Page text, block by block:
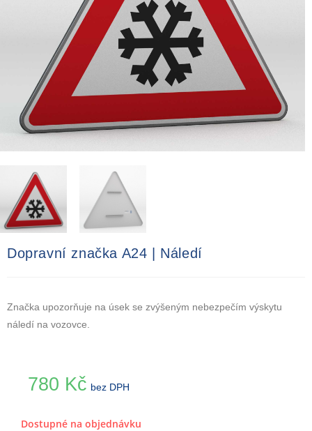
Dopravní značka A24 | Náledí
Značka upozorňuje na úsek se zvýšeným nebezpečím výskytu
náledí na vozovce.
780 Kč bez DPH
Dostupné na objednávku